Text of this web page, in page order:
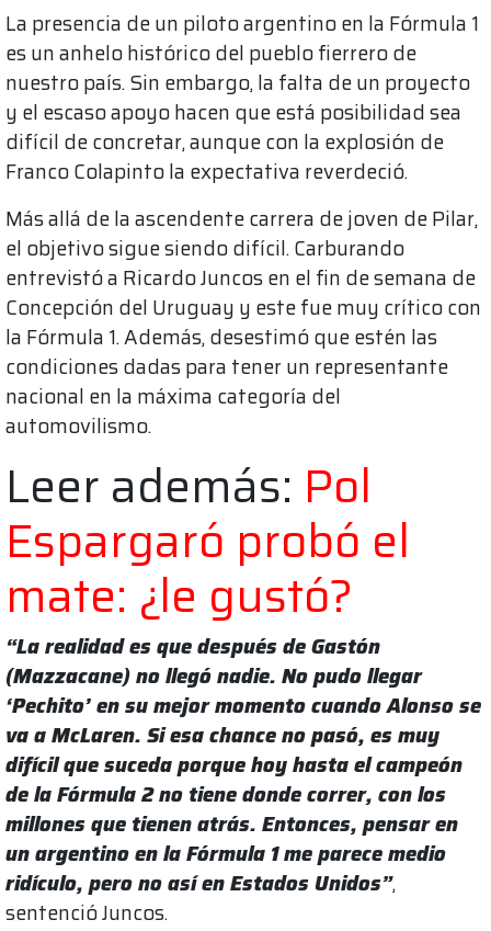
La presencia de un piloto argentino en la Fórmula 1
es un anhelo histórico del pueblo fierrero de
nuestro país. Sin embargo, la falta de un proyecto
y el escaso apoyo hacen que está posibilidad sea
difícil de concretar, aunque con la explosión de
Franco Colapinto la expectativa reverdeció.
Más allá de la ascendente carrera de joven de Pilar,
el objetivo sigue siendo difícil. Carburando
entrevistó a Ricardo Juncos en el fin de semana de
Concepción del Uruguay y este fue muy crítico con
la Fórmula 1. Además, desestimó que estén las
condiciones dadas para tener un representante
nacional en la máxima categoría del
automovilismo.
Leer además: Pol
Espargaró probó el
mate: ¿le gustó?
“La realidad es que después de Gastón
(Mazzacane) no llegó nadie. No pudo llegar
‘Pechito’ en su mejor momento cuando Alonso se
va a McLaren. Si esa chance no pasó, es muy
difícil que suceda porque hoy hasta el campeón
de la Fórmula 2 no tiene donde correr, con los
millones que tienen atrás. Entonces, pensar en
un argentino en la Fórmula 1 me parece medio
ridículo, pero no así en Estados Unidos”,
sentenció Juncos.